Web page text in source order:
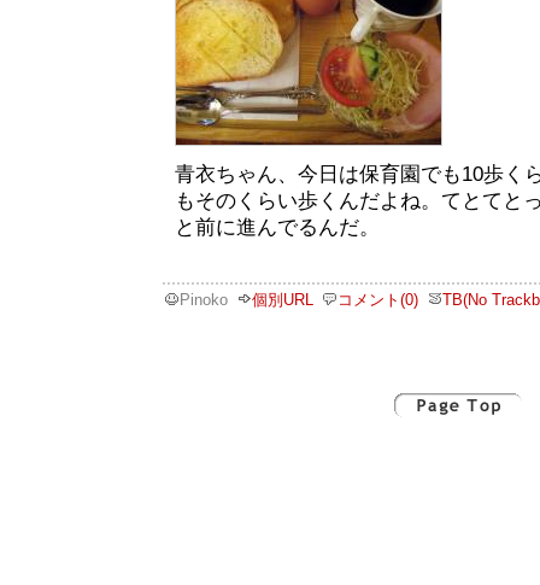
青衣ちゃん、今日は保育園でも10歩く
もそのくらい歩くんだよね。てとてと
と前に進んでるんだ。
Pinoko 個別URL コメント(0) TB(No